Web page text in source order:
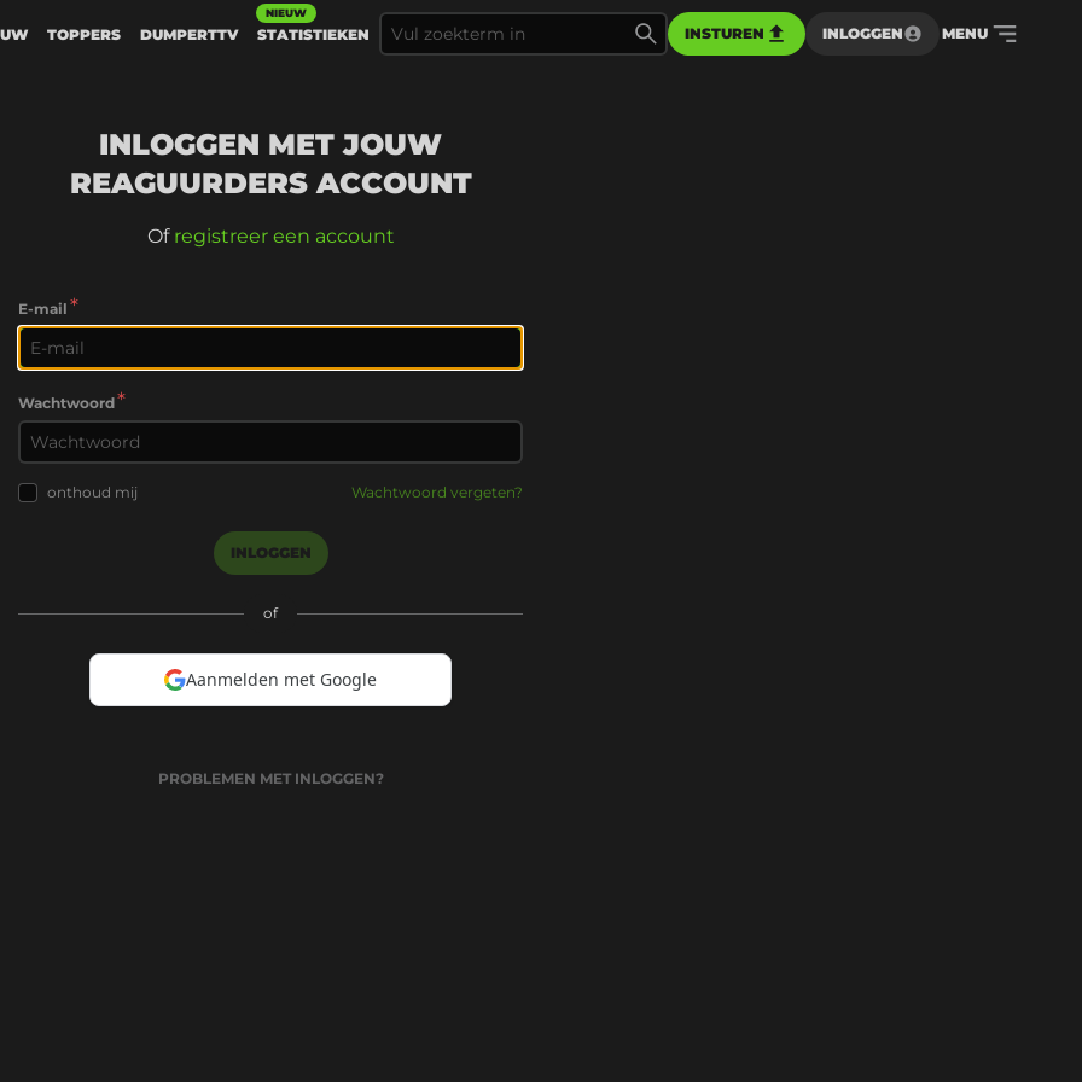
TOPPERS DUMPERTTV STATISTIEKEN
NIEUW
INSTUREN INLOGGEN MENU
INLOGGEN MET JOUW
REAGUURDERS ACCOUNT
Of registreer een account
E-mail *
Wachtwoord*
onthoud mij Wachtwoord vergeten?
INLOGGEN
of
Aanmelden met Google
PROBLEMEN MET INLOGGEN?